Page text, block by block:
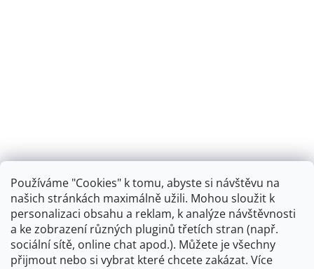
Používáme "Cookies" k tomu, abyste si návštěvu na
našich stránkách maximálně užili. Mohou sloužit k
personalizaci obsahu a reklam, k analýze návštěvnosti
a ke zobrazení různých pluginů třetích stran (např.
sociální sítě, online chat apod.). Můžete je všechny
přijmout nebo si vybrat které chcete zakázat. Více
Retro koupelna